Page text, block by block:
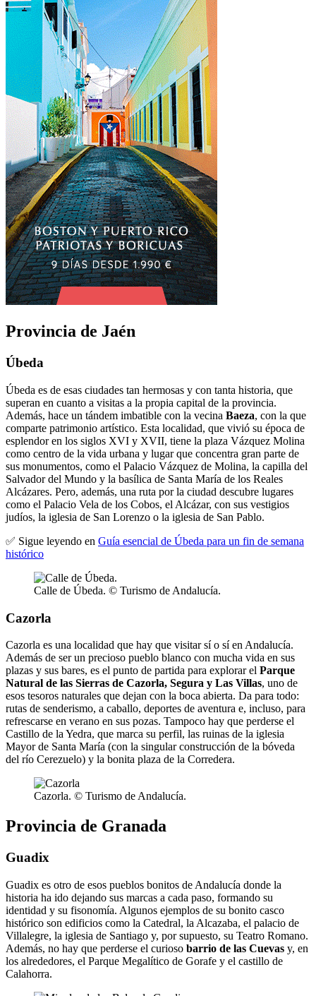
Provincia de Jaén
Úbeda
Úbeda es de esas ciudades tan hermosas y con tanta historia, que
superan en cuanto a visitas a la propia capital de la provincia.
Además, hace un tándem imbatible con la vecina Baeza, con la que
comparte patrimonio artístico. Esta localidad, que vivió su época de
esplendor en los siglos XVI y XVII, tiene la plaza Vázquez Molina
como centro de la vida urbana y lugar que concentra gran parte de
sus monumentos, como el Palacio Vázquez de Molina, la capilla del
Salvador del Mundo y la basílica de Santa María de los Reales
Alcázares. Pero, además, una ruta por la ciudad descubre lugares
como el Palacio Vela de los Cobos, el Alcázar, con sus vestigios
judíos, la iglesia de San Lorenzo o la iglesia de San Pablo.
✅ Sigue leyendo en Guía esencial de Úbeda para un fin de semana
histórico
Calle de Úbeda. © Turismo de Andalucía.
Cazorla
Cazorla es una localidad que hay que visitar sí o sí en Andalucía.
Además de ser un precioso pueblo blanco con mucha vida en sus
plazas y sus bares, es el punto de partida para explorar el Parque
Natural de las Sierras de Cazorla, Segura y Las Villas, uno de
esos tesoros naturales que dejan con la boca abierta. Da para todo:
rutas de senderismo, a caballo, deportes de aventura e, incluso, para
refrescarse en verano en sus pozas. Tampoco hay que perderse el
Castillo de la Yedra, que marca su perfil, las ruinas de la iglesia
Mayor de Santa María (con la singular construcción de la bóveda
del río Cerezuelo) y la bonita plaza de la Corredera.
Cazorla. © Turismo de Andalucía.
Provincia de Granada
Guadix
Guadix es otro de esos pueblos bonitos de Andalucía donde la
historia ha ido dejando sus marcas a cada paso, formando su
identidad y su fisonomía. Algunos ejemplos de su bonito casco
histórico son edificios como la Catedral, la Alcazaba, el palacio de
Villalegre, la iglesia de Santiago y, por supuesto, su Teatro Romano.
Además, no hay que perderse el curioso barrio de las Cuevas y, en
los alrededores, el Parque Megalítico de Gorafe y el castillo de
Calahorra.